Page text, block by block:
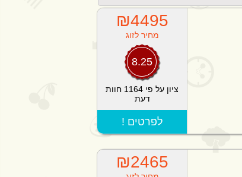
₪4495
מחיר לזוג
8.25
ציון על פי 1164 חוות
דעת
! לפרטים
₪2465